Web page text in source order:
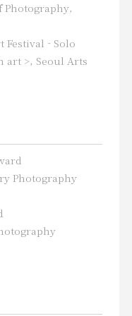
and
his
He
and
joo
Choi who
can discuss
direction in
Festival - Solo
art >, Seoul Arts
Photography